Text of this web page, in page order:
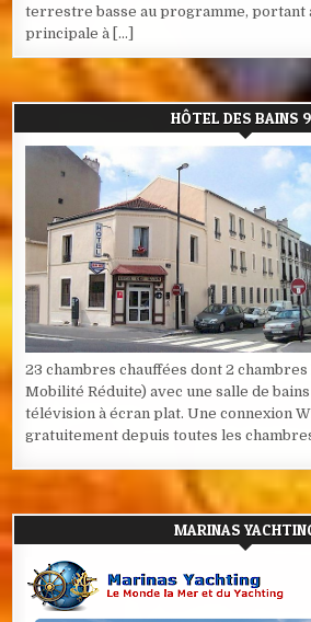
terrestre basse au programme, portant
principale à […]
HÔTEL DES BAINS
23 chambres chauffées dont 2
Mobilité Réduite) avec une salle de
télévision à écran plat. Une connexion
gratuitement depuis toutes les
MARINAS